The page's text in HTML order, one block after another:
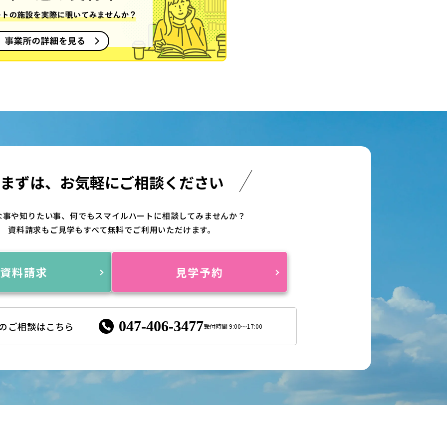
まずは、 お気軽にご相談ください
事や知りたい事、何でもスマイルハートに相談してみませんか？
資料請求もご見学もすべて無料でご利用いただけます。
資料請求 見学予約
ご相談はこちら 047-406-3477受付時間 9:00～17:00